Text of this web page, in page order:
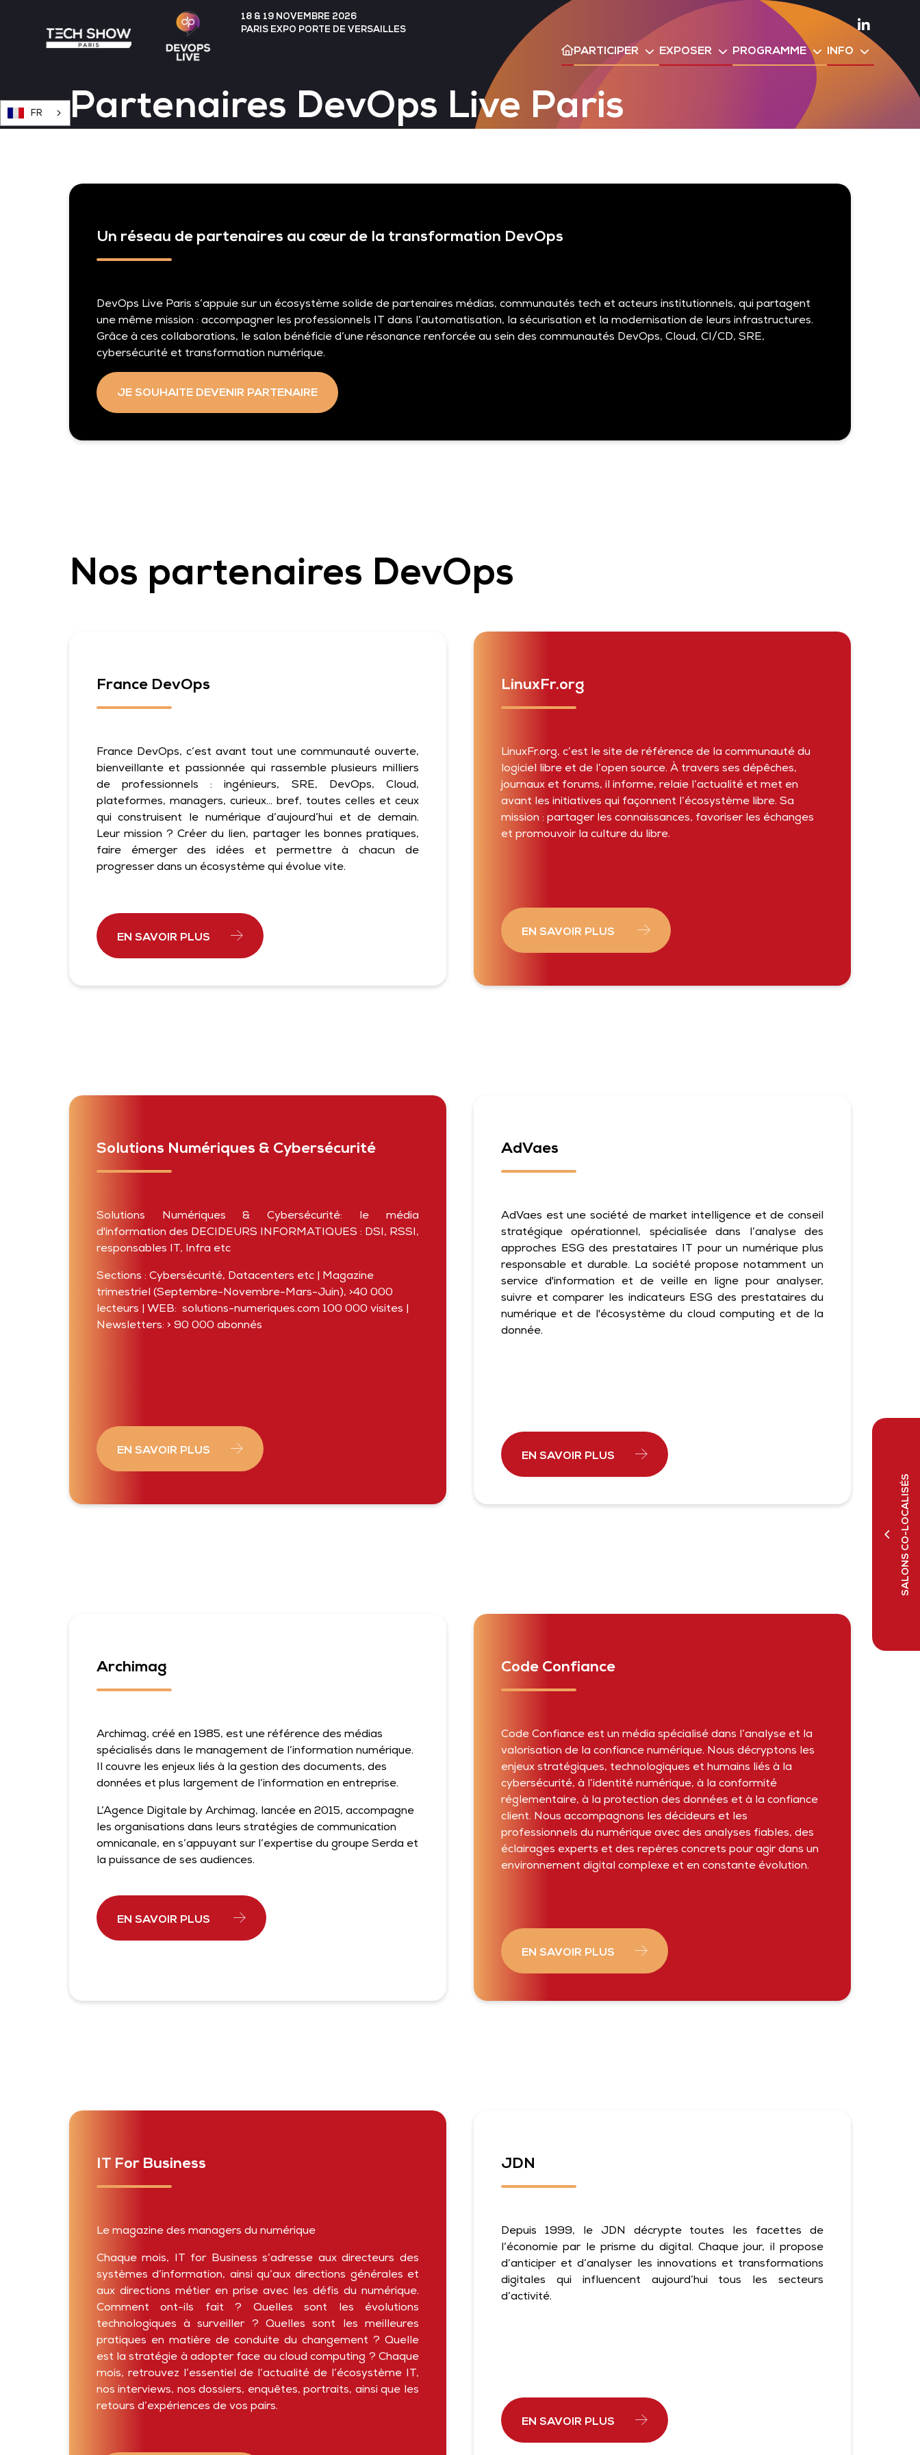
18 & 19 NOVEMBRE 2026
PARIS EXPO PORTE DE VERSAILLES
PARTICIPER EXPOSER PROGRAMME INFO
FR
SALONS CO-LOCALISÉS
Partenaires DevOps Live Paris
Un réseau de partenaires au cœur de la transformation DevOps
DevOps Live Paris s’appuie sur un écosystème solide de partenaires médias, communautés tech et acteurs institutionnels, qui partagent
une même mission : accompagner les professionnels IT dans l’automatisation, la sécurisation et la modernisation de leurs infrastructures.
Grâce à ces collaborations, le salon bénéficie d’une résonance renforcée au sein des communautés DevOps, Cloud, CI/CD, SRE,
cybersécurité et transformation numérique.
JE SOUHAITE DEVENIR PARTENAIRE
Nos partenaires DevOps
France DevOps
France DevOps, c’est avant tout une communauté ouverte,
bienveillante et passionnée qui rassemble plusieurs milliers
de professionnels : ingénieurs, SRE, DevOps, Cloud,
plateformes, managers, curieux… bref, toutes celles et ceux
qui construisent le numérique d’aujourd’hui et de demain.
Leur mission ? Créer du lien, partager les bonnes pratiques,
faire émerger des idées et permettre à chacun de
progresser dans un écosystème qui évolue vite.
EN SAVOIR PLUS
LinuxFr.org
LinuxFr.org, c’est le site de référence de la communauté du
logiciel libre et de l’open source. À travers ses dépêches,
journaux et forums, il informe, relaie l’actualité et met en
avant les initiatives qui façonnent l’écosystème libre. Sa
mission : partager les connaissances, favoriser les échanges
et promouvoir la culture du libre.
EN SAVOIR PLUS
Solutions Numériques & Cybersécurité
Solutions Numériques & Cybersécurité: le média
d'information des DECIDEURS INFORMATIQUES : DSI, RSSI,
responsables IT, Infra etc
Sections : Cybersécurité, Datacenters etc | Magazine
trimestriel (Septembre-Novembre-Mars-Juin), >40 000
lecteurs | WEB: solutions-numeriques.com 100 000 visites |
Newsletters: > 90 000 abonnés
EN SAVOIR PLUS
AdVaes
AdVaes est une société de market intelligence et de conseil
stratégique opérationnel, spécialisée dans l’analyse des
approches ESG des prestataires IT pour un numérique plus
responsable et durable. La société propose notamment un
service d'information et de veille en ligne pour analyser,
suivre et comparer les indicateurs ESG des prestataires du
numérique et de l'écosystème du cloud computing et de la
donnée.
EN SAVOIR PLUS
Archimag
Archimag, créé en 1985, est une référence des médias
spécialisés dans le management de l’information numérique.
Il couvre les enjeux liés à la gestion des documents, des
données et plus largement de l’information en entreprise.
L’Agence Digitale by Archimag, lancée en 2015, accompagne
les organisations dans leurs stratégies de communication
omnicanale, en s’appuyant sur l’expertise du groupe Serda et
la puissance de ses audiences.
EN SAVOIR PLUS
Code Confiance
Code Confiance est un média spécialisé dans l’analyse et la
valorisation de la confiance numérique. Nous décryptons les
enjeux stratégiques, technologiques et humains liés à la
cybersécurité, à l’identité numérique, à la conformité
réglementaire, à la protection des données et à la confiance
client. Nous accompagnons les décideurs et les
professionnels du numérique avec des analyses fiables, des
éclairages experts et des repères concrets pour agir dans un
environnement digital complexe et en constante évolution.
EN SAVOIR PLUS
IT For Business
Le magazine des managers du numérique
Chaque mois, IT for Business s’adresse aux directeurs des
systèmes d’information, ainsi qu’aux directions générales et
aux directions métier en prise avec les défis du numérique.
Comment ont-ils fait ? Quelles sont les évolutions
technologiques à surveiller ? Quelles sont les meilleures
pratiques en matière de conduite du changement ? Quelle
est la stratégie à adopter face au cloud computing ? Chaque
mois, retrouvez l’essentiel de l’actualité de l’écosystème IT,
nos interviews, nos dossiers, enquêtes, portraits, ainsi que les
retours d’expériences de vos pairs.
JDN
Depuis 1999, le JDN décrypte toutes les facettes de
l’économie par le prisme du digital. Chaque jour, il propose
d’anticiper et d’analyser les innovations et transformations
digitales qui influencent aujourd’hui tous les secteurs
d’activité.
EN SAVOIR PLUS